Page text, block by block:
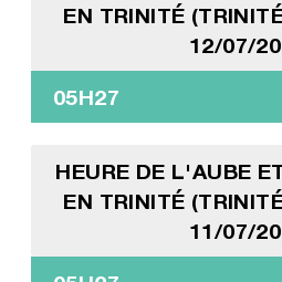
EN TRINITÉ
12/07/
05H27
HEURE DE L'AUBE
EN TRINITÉ
11/07/